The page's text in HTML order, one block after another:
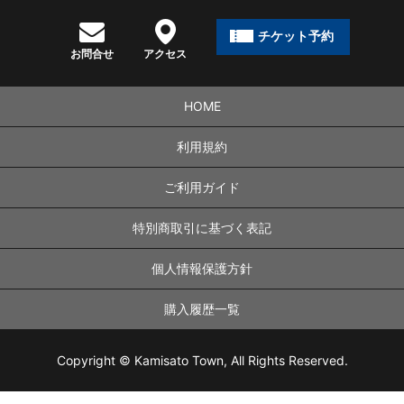
お問合せ アクセス
チケット予約
HOME
利用規約
ご利用ガイド
特別商取引に基づく表記
個人情報保護方針
購入履歴一覧
Copyright © Kamisato Town, All Rights Reserved.